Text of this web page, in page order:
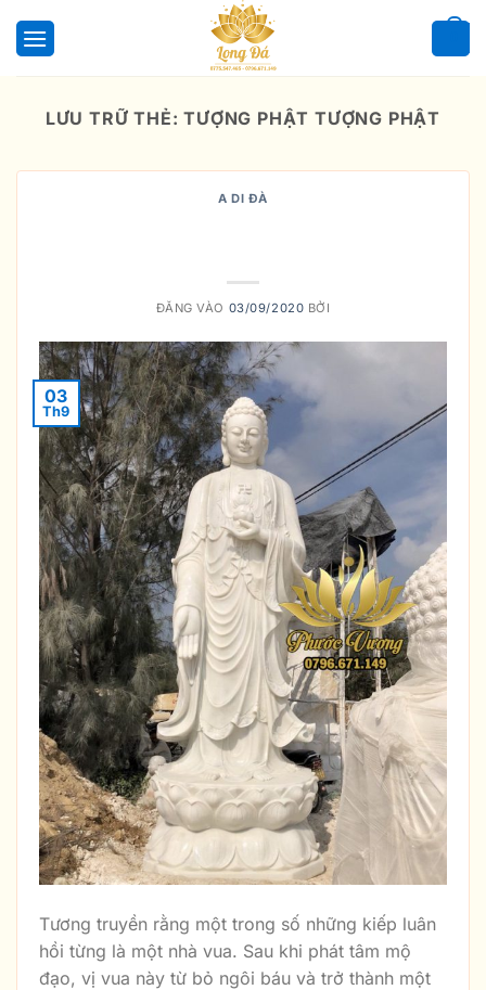
qua
LƯU TRỮ THẺ:TƯỢNG PHẬT TƯỢNG PHẬT
A DI ĐÀ
ĐĂNG VÀO 03/09/2020 BỞI
03
Th9
Tương truyền rằng một trong số những kiếp luân
hồi từng là một nhà vua. Sau khi phát tâm mộ
đạo, vị vua này từ bỏ ngôi báu và trở thành một